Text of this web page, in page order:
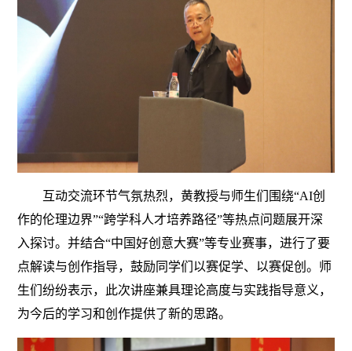
互动交流环节气氛热烈，黄教授与师生们围绕“AI创
作的伦理边界”“跨学科人才培养路径”等热点问题展开深
入探讨。并结合“中国好创意大赛”等专业赛事，进行了要
点解读与创作指导，鼓励同学们以赛促学、以赛促创。师
生们纷纷表示，此次讲座兼具理论高度与实践指导意义，
为今后的学习和创作提供了新的思路。